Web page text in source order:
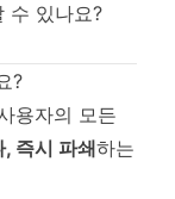
수 있나요?
?
용자의 모든
즉시 파쇄하는